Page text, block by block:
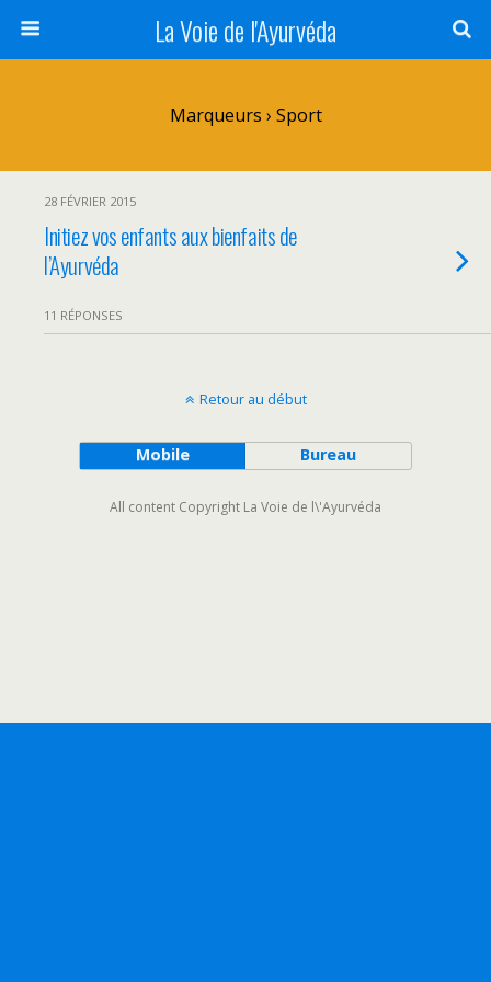
La Voie de l'Ayurvéda
Marqueurs › Sport
28 FÉVRIER 2015
Initiez vos enfants aux bienfaits de
l’Ayurvéda
11 RÉPONSES
Retour au début
Mobile Bureau
All content Copyright La Voie de l\'Ayurvéda